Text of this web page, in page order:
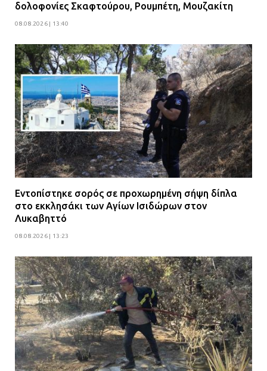
δολοφονίες Σκαφτούρου, Ρουμπέτη, Μουζακίτη
08.08.2026 | 13:40
Εντοπίστηκε σορός σε προχωρημένη σήψη δίπλα
στο εκκλησάκι των Αγίων Ισιδώρων στον
Λυκαβηττό
08.08.2026 | 13:23